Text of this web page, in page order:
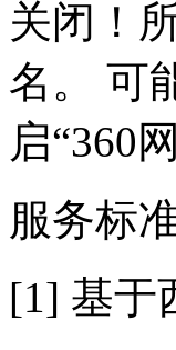
关闭！
名。 可
启“360
服务标
[1] 基于